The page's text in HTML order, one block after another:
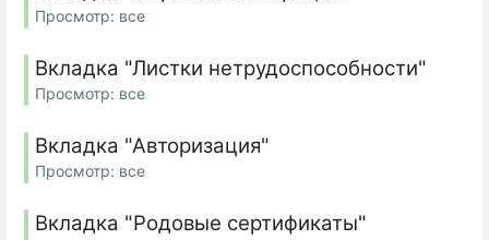
Просмотр: все
Вкладка "Листки нетрудоспособности"
Просмотр: все
Вкладка "Авторизация"
Просмотр: все
Вкладка "Родовые сертификаты"